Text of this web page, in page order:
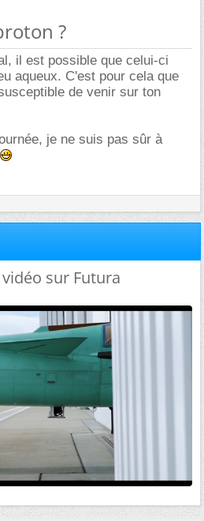
?
il est possible que celui-ci
aqueux. C'est pour cela que
de venir sur ton
je ne suis pas sûr à
sur Futura